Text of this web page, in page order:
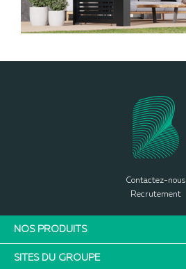
Contactez-nous
Recrutement
NOS PRODUITS
SITES DU GROUPE